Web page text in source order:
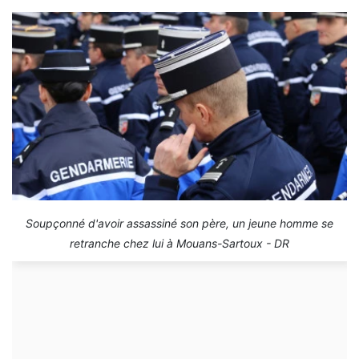
Soupçonné d'avoir assassiné son père, un jeune homme se
retranche chez lui à Mouans-Sartoux - DR